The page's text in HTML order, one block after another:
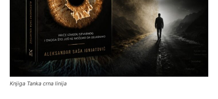
Knjiga Tanka crna linija